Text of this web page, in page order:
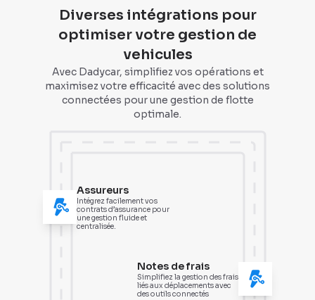
Diverses intégrations pour
optimiser votre gestion de
vehicules
Avec Dadycar, simplifiez vos opérations et
maximisez votre efficacité avec des solutions
connectées pour une gestion de flotte
optimale.
Assureurs
Intégrez facilement vos
contrats d’assurance pour
une gestion fluide et
centralisée.
Notes de frais
Simplifiez la gestion des frais
liés aux déplacements avec
des outils connectés